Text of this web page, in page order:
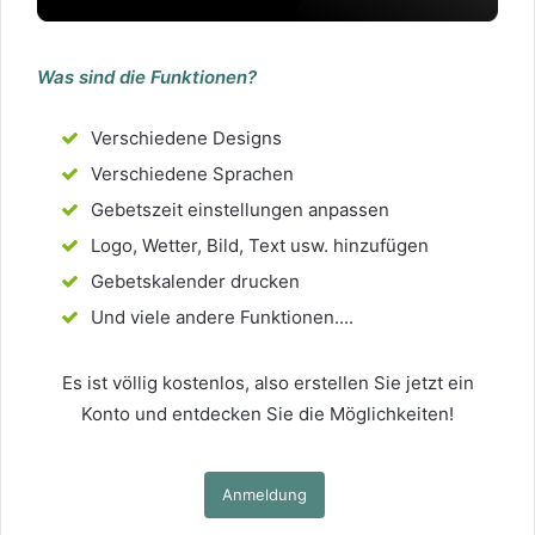
Was sind die Funktionen?
Verschiedene Designs
Verschiedene Sprachen
Gebetszeit einstellungen anpassen
Logo, Wetter, Bild, Text usw. hinzufügen
Gebetskalender drucken
Und viele andere Funktionen....
Es ist völlig kostenlos, also erstellen Sie jetzt ein
Konto und entdecken Sie die Möglichkeiten!
Anmeldung